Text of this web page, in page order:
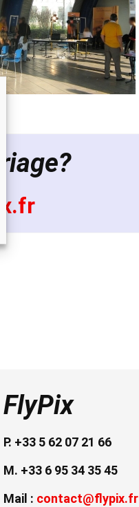
FlyPix
P. +33 5 62 07 21 66
M. +33 6 95 34 35 45
Mail : contact@flypix.fr